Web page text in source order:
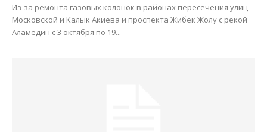
Из-за ремонта газовых колонок в районах пересечения улиц
Московской и Калык Акиева и проспекта Жибек Жолу с рекой
Аламедин с 3 октября по 19...